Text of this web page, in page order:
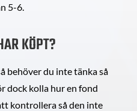
5-6.
KÖPT?
behöver du inte tänka så
dock kolla hur en fond
kontrollera så den inte